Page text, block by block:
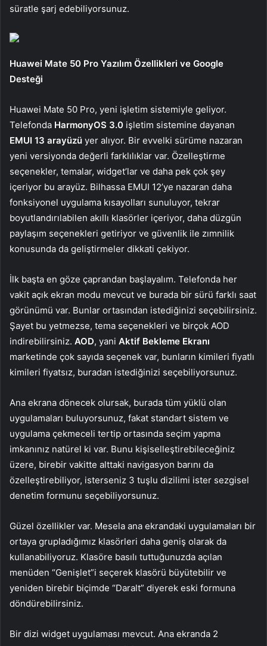
süratle şarj edebiliyorsunuz.
Huawei Mate 50 Pro Yazılım Özellikleri ve Google
Desteği
Huawei Mate 50 Pro, yeni işletim sistemiyle geliyor.
Telefonda HarmonyOS 3.0 işletim sistemine dayanan
EMUI 13 arayüzü yer alıyor. Bir evvelki sürüme nazaran
yeni versiyonda değerli farklılıklar var. Özelleştirme
seçenekler, temalar, widget’lar ve daha pek çok şey
içeriyor bu arayüz. Bilhassa EMUI 12’ye nazaran daha
fonksiyonel uygulama kısayolları sunuluyor, tekrar
boyutlandırılabilen akıllı klasörler içeriyor, daha düzgün
paylaşım seçenekleri getiriyor ve güvenlik ile zımnilik
konusunda da geliştirmeler dikkati çekiyor.
İlk başta en göze çaprandan başlayalım. Telefonda her
vakit açık ekran modu mevcut ve burada bir sürü farklı saat
görünümü var. Bunlar ortasından istediğinizi seçebilirsiniz.
Şayet bu yetmezse, tema seçenekleri ve birçok AOD
indirebilirsiniz. AOD, yani Aktif Bekleme Ekranı
marketinde çok sayıda seçenek var, bunların kimileri fiyatlı
kimileri fiyatsız, buradan istediğinizi seçebiliyorsunuz.
Ana ekrana dönecek olursak, burada tüm yüklü olan
uygulamaları buluyorsunuz, fakat standart sistem ve
uygulama çekmeceli tertip ortasında seçim yapma
imkanınız natürel ki var. Bunu kişiselleştirebileceğiniz
üzere, birebir vakitte alttaki navigasyon barını da
özelleştirebiliyor, isterseniz 3 tuşlu dizilimi ister sezgisel
denetim formunu seçebiliyorsunuz.
Güzel özellikler var. Mesela ana ekrandaki uygulamaları bir
ortaya grupladığımız klasörleri daha geniş olarak da
kullanabiliyoruz. Klasöre basılı tuttuğunuzda açılan
menüden “Genişlet”i seçerek klasörü büyütebilir ve
yeniden birebir biçimde “Daralt” diyerek eski formuna
döndürebilirsiniz.
Bir dizi widget uygulaması mevcut. Ana ekranda 2